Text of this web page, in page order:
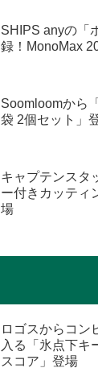
SHIPS anyの「
録！MonoMax
Soomloomから
袋 2個セット」
キャプテンスタ
ー付きカッティ
場
ロゴスからコン
入る「氷点下キ
スコア」登場